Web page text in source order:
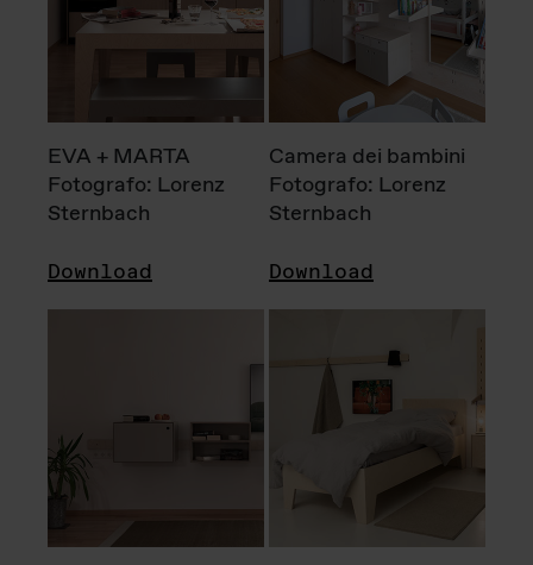
EVA + MARTA
Fotografo: Lorenz
Sternbach
Download
Camera dei bambini
Fotografo: Lorenz
Sternbach
Download